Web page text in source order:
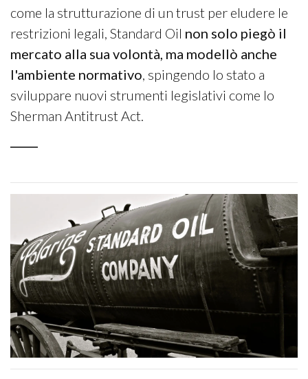
come la strutturazione di un trust per eludere le
restrizioni legali, Standard Oil non solo piegò il
mercato alla sua volontà, ma modellò anche
l'ambiente normativo , spingendo lo stato a
sviluppare nuovi strumenti legislativi come lo
Sherman Antitrust Act.